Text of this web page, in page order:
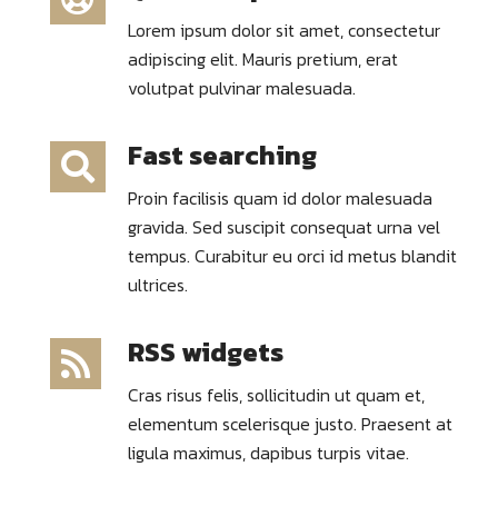
Lorem ipsum dolor sit amet, consectetur
adipiscing elit. Mauris pretium, erat
volutpat pulvinar malesuada.
Fast searching
Proin facilisis quam id dolor malesuada
gravida. Sed suscipit consequat urna vel
tempus. Curabitur eu orci id metus blandit
ultrices.
RSS widgets
Cras risus felis, sollicitudin ut quam et,
elementum scelerisque justo. Praesent at
ligula maximus, dapibus turpis vitae.